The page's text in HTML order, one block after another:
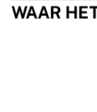
WAAR